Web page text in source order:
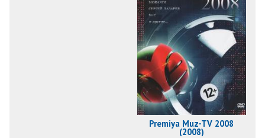
Premiya Muz-TV 2008
(2008)